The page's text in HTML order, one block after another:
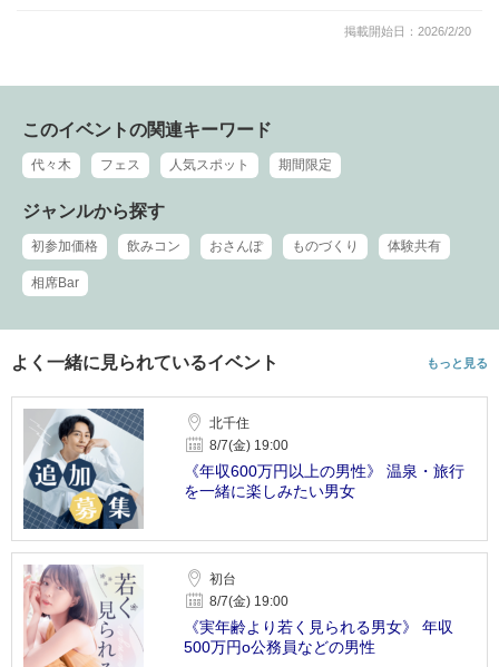
掲載開始日：2026/2/20
このイベントの関連キーワード
代々木 フェス 人気スポット 期間限定
ジャンルから探す
初参加価格 飲みコン おさんぽ ものづくり 体験共有
相席Bar
よく一緒に見られているイベント もっと見る
北千住
8/7(金) 19:00
《年収600万円以上の男性》 温泉・旅行
を一緒に楽しみたい男女
初台
8/7(金) 19:00
《実年齢より若く見られる男女》 年収
500万円o公務員などの男性